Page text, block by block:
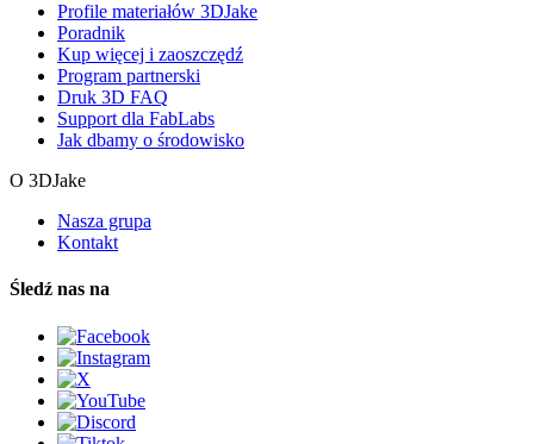
Profile materiałów 3DJake
Poradnik
Kup więcej i zaoszczędź
Program partnerski
Druk 3D FAQ
Support dla FabLabs
Jak dbamy o środowisko
O 3DJake
Nasza grupa
Kontakt
Śledź nas na